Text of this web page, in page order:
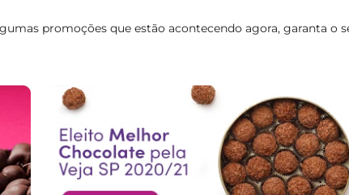
promoções que estão acontecendo agora, garanta o